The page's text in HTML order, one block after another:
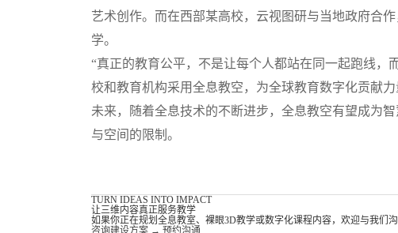
艺术创作。而在西部某高校，云视图研与当地政府合
学。
“真正的教育公平，不是让每个人都站在同一起跑线
校和教育机构采用全息教空，为全球教育数字化贡献力
未来，随着全息技术的不断进步，全息教空有望成为
与空间的限制。
TURN IDEAS INTO IMPACT
让三维内容真正服务教学
如果你正在规划全息教室、裸眼3D教学或数字化课程内容，欢迎与我们沟
咨询建设方案 → 预约沟通